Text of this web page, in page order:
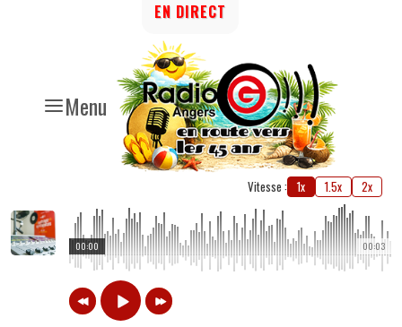
Menu
EN DIRECT
Vitesse : 1x 1.5x 2x
00:03
00:00